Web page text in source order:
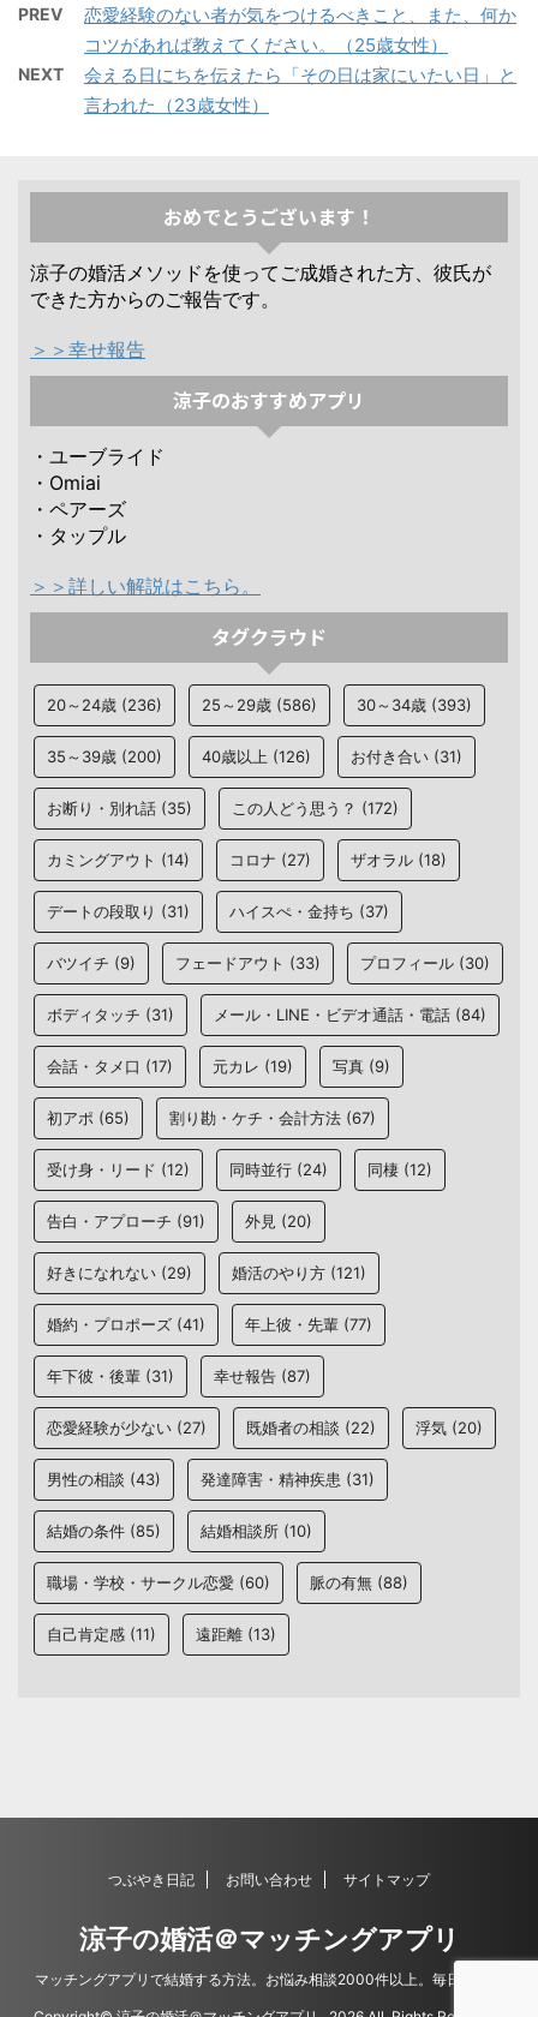
PREV
恋愛経験のない者が気をつけるべきこと、また、何か
コツがあれば教えてください。（25歳女性）
NEXT
会える日にちを伝えたら「その日は家にいたい日」と
言われた（23歳女性）
おめでとうございます！
涼子の婚活メソッドを使ってご成婚された方、彼氏が
できた方からのご報告です。
＞＞幸せ報告
涼子のおすすめアプリ
・ユーブライド
・Omiai
・ペアーズ
・タップル
＞＞詳しい解説はこちら。
タグクラウド
20～24歳 (236) 25～29歳 (586) 30～34歳 (393)
35～39歳 (200) 40歳以上 (126) お付き合い (31)
お断り・別れ話 (35) この人どう思う？ (172)
カミングアウト (14) コロナ (27) ザオラル (18)
デートの段取り (31) ハイスぺ・金持ち (37)
バツイチ (9) フェードアウト (33) プロフィール (30)
ボディタッチ (31) メール・LINE・ビデオ通話・電話 (84)
会話・タメ口 (17) 元カレ (19) 写真 (9)
初アポ (65) 割り勘・ケチ・会計方法 (67)
受け身・リード (12) 同時並行 (24) 同棲 (12)
告白・アプローチ (91) 外見 (20)
好きになれない (29) 婚活のやり方 (121)
婚約・プロポーズ (41) 年上彼・先輩 (77)
年下彼・後輩 (31) 幸せ報告 (87)
恋愛経験が少ない (27) 既婚者の相談 (22) 浮気 (20)
男性の相談 (43) 発達障害・精神疾患 (31)
結婚の条件 (85) 結婚相談所 (10)
職場・学校・サークル恋愛 (60) 脈の有無 (88)
自己肯定感 (11) 遠距離 (13)
つぶやき日記 お問い合わせ サイトマップ
涼子の婚活＠マッチングアプリ
マッチングアプリで結婚する方法。お悩み相談2000件以上。毎日更新。